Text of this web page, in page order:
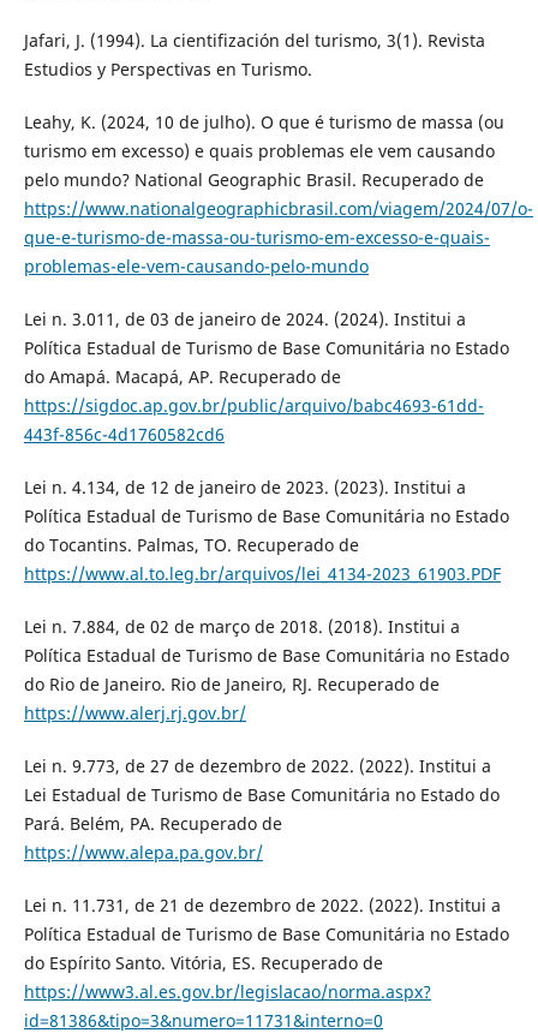
Jafari, J. (1994). La cientifización del turismo, 3(1). Revista
Estudios y Perspectivas en Turismo.
Leahy, K. (2024, 10 de julho). O que é turismo de massa (ou
turismo em excesso) e quais problemas ele vem causando
pelo mundo? National Geographic Brasil. Recuperado de
https://www.nationalgeographicbrasil.com/viagem/2024/07/o-
que-e-turismo-de-massa-ou-turismo-em-excesso-e-quais-
problemas-ele-vem-causando-pelo-mundo
Lei n. 3.011, de 03 de janeiro de 2024. (2024). Institui a
Política Estadual de Turismo de Base Comunitária no Estado
do Amapá. Macapá, AP. Recuperado de
https://sigdoc.ap.gov.br/public/arquivo/babc4693-61dd-
443f-856c-4d1760582cd6
Lei n. 4.134, de 12 de janeiro de 2023. (2023). Institui a
Política Estadual de Turismo de Base Comunitária no Estado
do Tocantins. Palmas, TO. Recuperado de
https://www.al.to.leg.br/arquivos/lei_4134-2023_61903.PDF
Lei n. 7.884, de 02 de março de 2018. (2018). Institui a
Política Estadual de Turismo de Base Comunitária no Estado
do Rio de Janeiro. Rio de Janeiro, RJ. Recuperado de
https://www.alerj.rj.gov.br/
Lei n. 9.773, de 27 de dezembro de 2022. (2022). Institui a
Lei Estadual de Turismo de Base Comunitária no Estado do
Pará. Belém, PA. Recuperado de
https://www.alepa.pa.gov.br/
Lei n. 11.731, de 21 de dezembro de 2022. (2022). Institui a
Política Estadual de Turismo de Base Comunitária no Estado
do Espírito Santo. Vitória, ES. Recuperado de
https://www3.al.es.gov.br/legislacao/norma.aspx?
id=81386&tipo=3&numero=11731&interno=0